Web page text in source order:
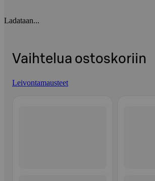
Ladataan...
Vaihtelua ostoskoriin
Leivontamausteet